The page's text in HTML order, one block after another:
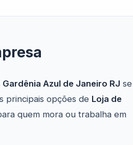
Azul de Janeiro RJ se
principais opções de Loja de
quem mora ou trabalha em